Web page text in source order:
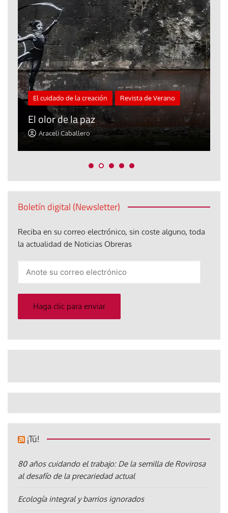
El cuidado de la creación Revista de Verano
El olor de la paz
Araceli Caballero
Boletín digital (Newsletter)
Reciba en su correo electrónico, sin coste alguno, toda
la actualidad de Noticias Obreras
electrónico
Haga clic para enviar
¡Tú!
80 años cuidando el trabajo: De la semilla de Rovirosa
al desafío de la precariedad actual
Ecología integral y barrios ignorados